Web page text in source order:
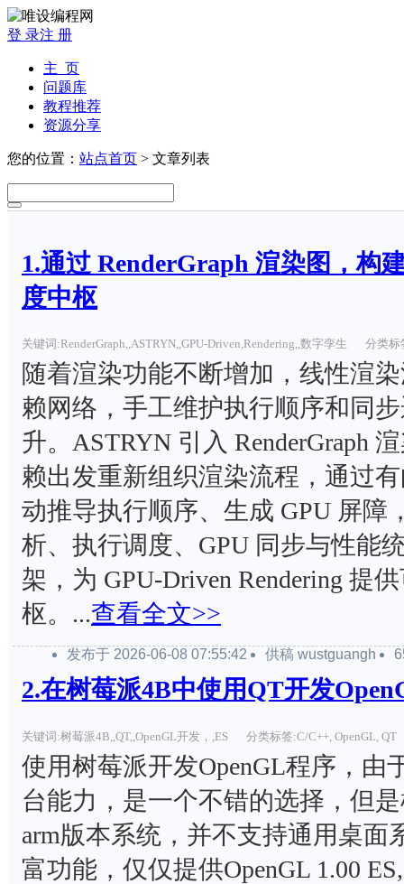
登 录注 册
主 页
问题库
教程推荐
资源分享
您的位置： 站点首页 > 文章列表
1.通过 RenderGraph 渲染图，构
度中枢
关键词:RenderGraph,,ASTRYN,,GPU-Driven,Rendering,,数字孪生 分类标
随着渲染功能不断增加，线性渲
赖网络，手工维护执行顺序和同
升。ASTRYN 引入 RenderGraph
赖出发重新组织渲染流程，通过
动推导执行顺序、生成 GPU 屏障
析、执行调度、GPU 同步与性能
架，为 GPU-Driven Rendering 提
枢。...查看全文>>
发布于 2026-06-08 07:55:42 供稿 wustguangh
2.在树莓派4B中使用QT开发
关键词:树莓派4B,,QT,,OpenGL开发，,ES 分类标签:C/C++, OpenGL, QT
使用树莓派开发OpenGL程序，由
台能力，是一个不错的选择，但
arm版本系统，并不支持通用桌面
富功能，仅仅提供OpenGL 1.00